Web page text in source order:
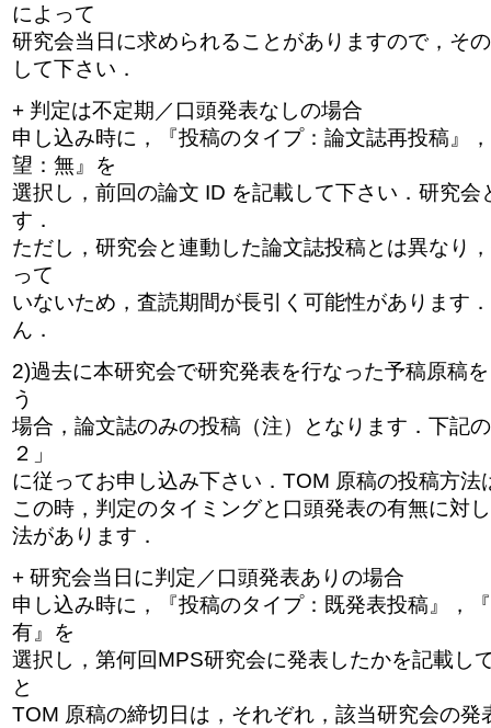
によって
研究会当日に求められることがありますので，そ
して下さい．
+ 判定は不定期／口頭発表なしの場合
申し込み時に，『投稿のタイプ：論文誌再投稿』
望：無』を
選択し，前回の論文 ID を記載して下さい．研究会
す．
ただし，研究会と連動した論文誌投稿とは異なり
って
いないため，査読期間が長引く可能性があります
ん．
2)過去に本研究会で研究発表を行なった予稿原稿
う
場合，論文誌のみの投稿（注）となります．下記
２」
に従ってお申し込み下さい．TOM 原稿の投稿方法
この時，判定のタイミングと口頭発表の有無に対
法があります．
+ 研究会当日に判定／口頭発表ありの場合
申し込み時に，『投稿のタイプ：既発表投稿』，
有』を
選択し，第何回MPS研究会に発表したかを記載し
と
TOM 原稿の締切日は，それぞれ，該当研究会の発